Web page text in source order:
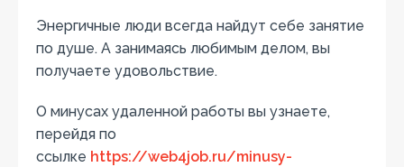
Энергичные люди всегда найдут себе занятие
по душе. А занимаясь любимым делом, вы
получаете удовольствие.
О минусах удаленной работы вы узнаете,
перейдя по
ссылке https://web4job.ru/minusy-